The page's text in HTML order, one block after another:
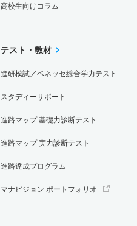
高校生向けコラム
テスト・教材
進研模試／ベネッセ総合学力テスト
スタディーサポート
進路マップ 基礎力診断テスト
進路マップ 実力診断テスト
進路達成プログラム
マナビジョン ポートフォリオ